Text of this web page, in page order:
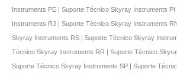
Instruments PE | Suporte Técnico Skyray Instruments
Instruments RJ | Suporte Técnico Skyray Instruments
Skyray Instruments RS | Suporte Técnico Skyray
Técnico Skyray Instruments RR | Suporte Técnico
Suporte Técnico Skyray Instruments SP | Suporte